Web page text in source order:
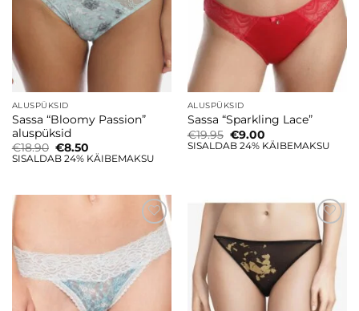
ALUSPÜKSID
Sassa “Bloomy Passion”
aluspüksid
€18.90 Algne
hind
€8.50Current
price
SISALDAB 24% KÄIBEMAKSU
ALUSPÜKSID
Sassa “Sparkling Lace”
€19.95 Algne
hind
€9.00Current
price
SISALDAB 24% KÄIBEMAKSU
soovinimekirja
soovinimekirja